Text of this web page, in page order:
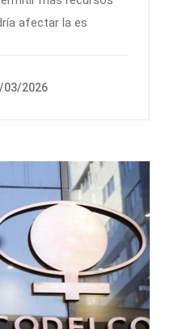
afectar la es
03/2026